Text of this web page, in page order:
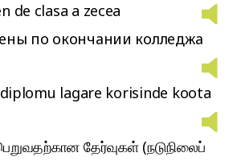
de clasa a zecea
по окончании колледжа
lagare korisinde koota
தேர்வுகள் (நடுநிலைப்